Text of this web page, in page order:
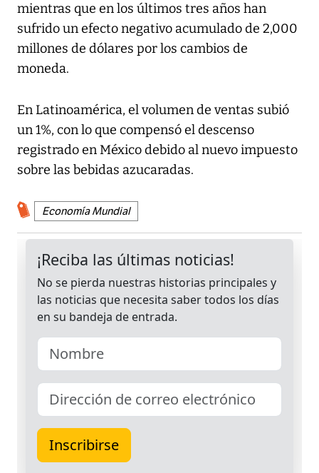
mientras que en los últimos tres años han
sufrido un efecto negativo acumulado de 2,000
millones de dólares por los cambios de
moneda.
En Latinoamérica, el volumen de ventas subió
un 1%, con lo que compensó el descenso
registrado en México debido al nuevo impuesto
sobre las bebidas azucaradas.
Economía Mundial